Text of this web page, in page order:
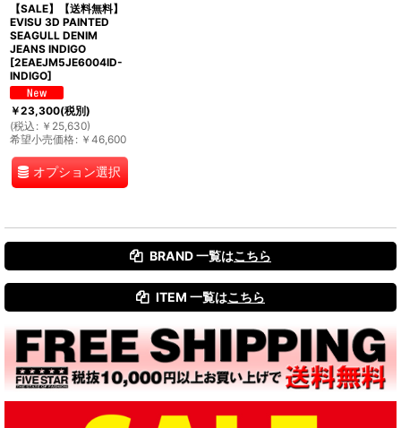
【SALE】【送料無料】
EVISU 3D PAINTED
SEAGULL DENIM
JEANS INDIGO
[2EAEJM5JE6004ID-
INDIGO]
￥23,300(税別)
(税込 : ￥ 25,630)
希望小売価格: ￥ 46,600
オプション選択
BRAND 一覧はこちら
ITEM 一覧はこちら